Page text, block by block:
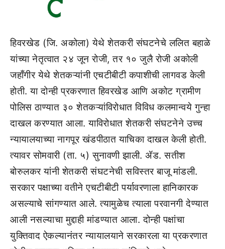
हिवरखेड (जि. अकोला) येथे शेतकरी संघटनेचे ललित बहाळे
यांच्या नेतृत्वात २४ जून रोजी, तर १० जुलै रोजी अकोली
जहाँगीर येथे शेतकऱ्यांनी एचटीबीटी कपाशीची लागवड केली
होती. या दोन्ही प्रकरणात हिवरखेड आणि अकोट ग्रामीण
पोलिस ठाण्यात ३० शेतकऱ्यांविरोधात विविध कलमान्वये गुन्हा
दाखल करण्यात आला. याविरोधात शेतकरी संघटनेने उच्च
न्यायालयाच्या नागपूर खंडपीठात याचिका दाखल केली होती.
त्यावर सोमवारी (ता. ५) सुनावणी झाली. ॲड. सतीश
बोरुलकर यांनी शेतकरी संघटनेची सविस्तर बाजू मांडली.
सरकार पक्षाच्या वतीने एचटीबीटी पर्यावरणाला हानिकारक
असल्याचे सांगण्यात आले. त्यामुळेच त्याला परवानगी देण्यात
आली नसल्याचा मुद्दाही मांडण्यात आला. दोन्ही पक्षांचा
युक्तिवाद ऐकल्यानंतर न्यायालयाने सरकारला या प्रकरणात